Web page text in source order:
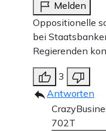
Melden
Oppositionelle
bei
Regierenden
3
Antworten
702T